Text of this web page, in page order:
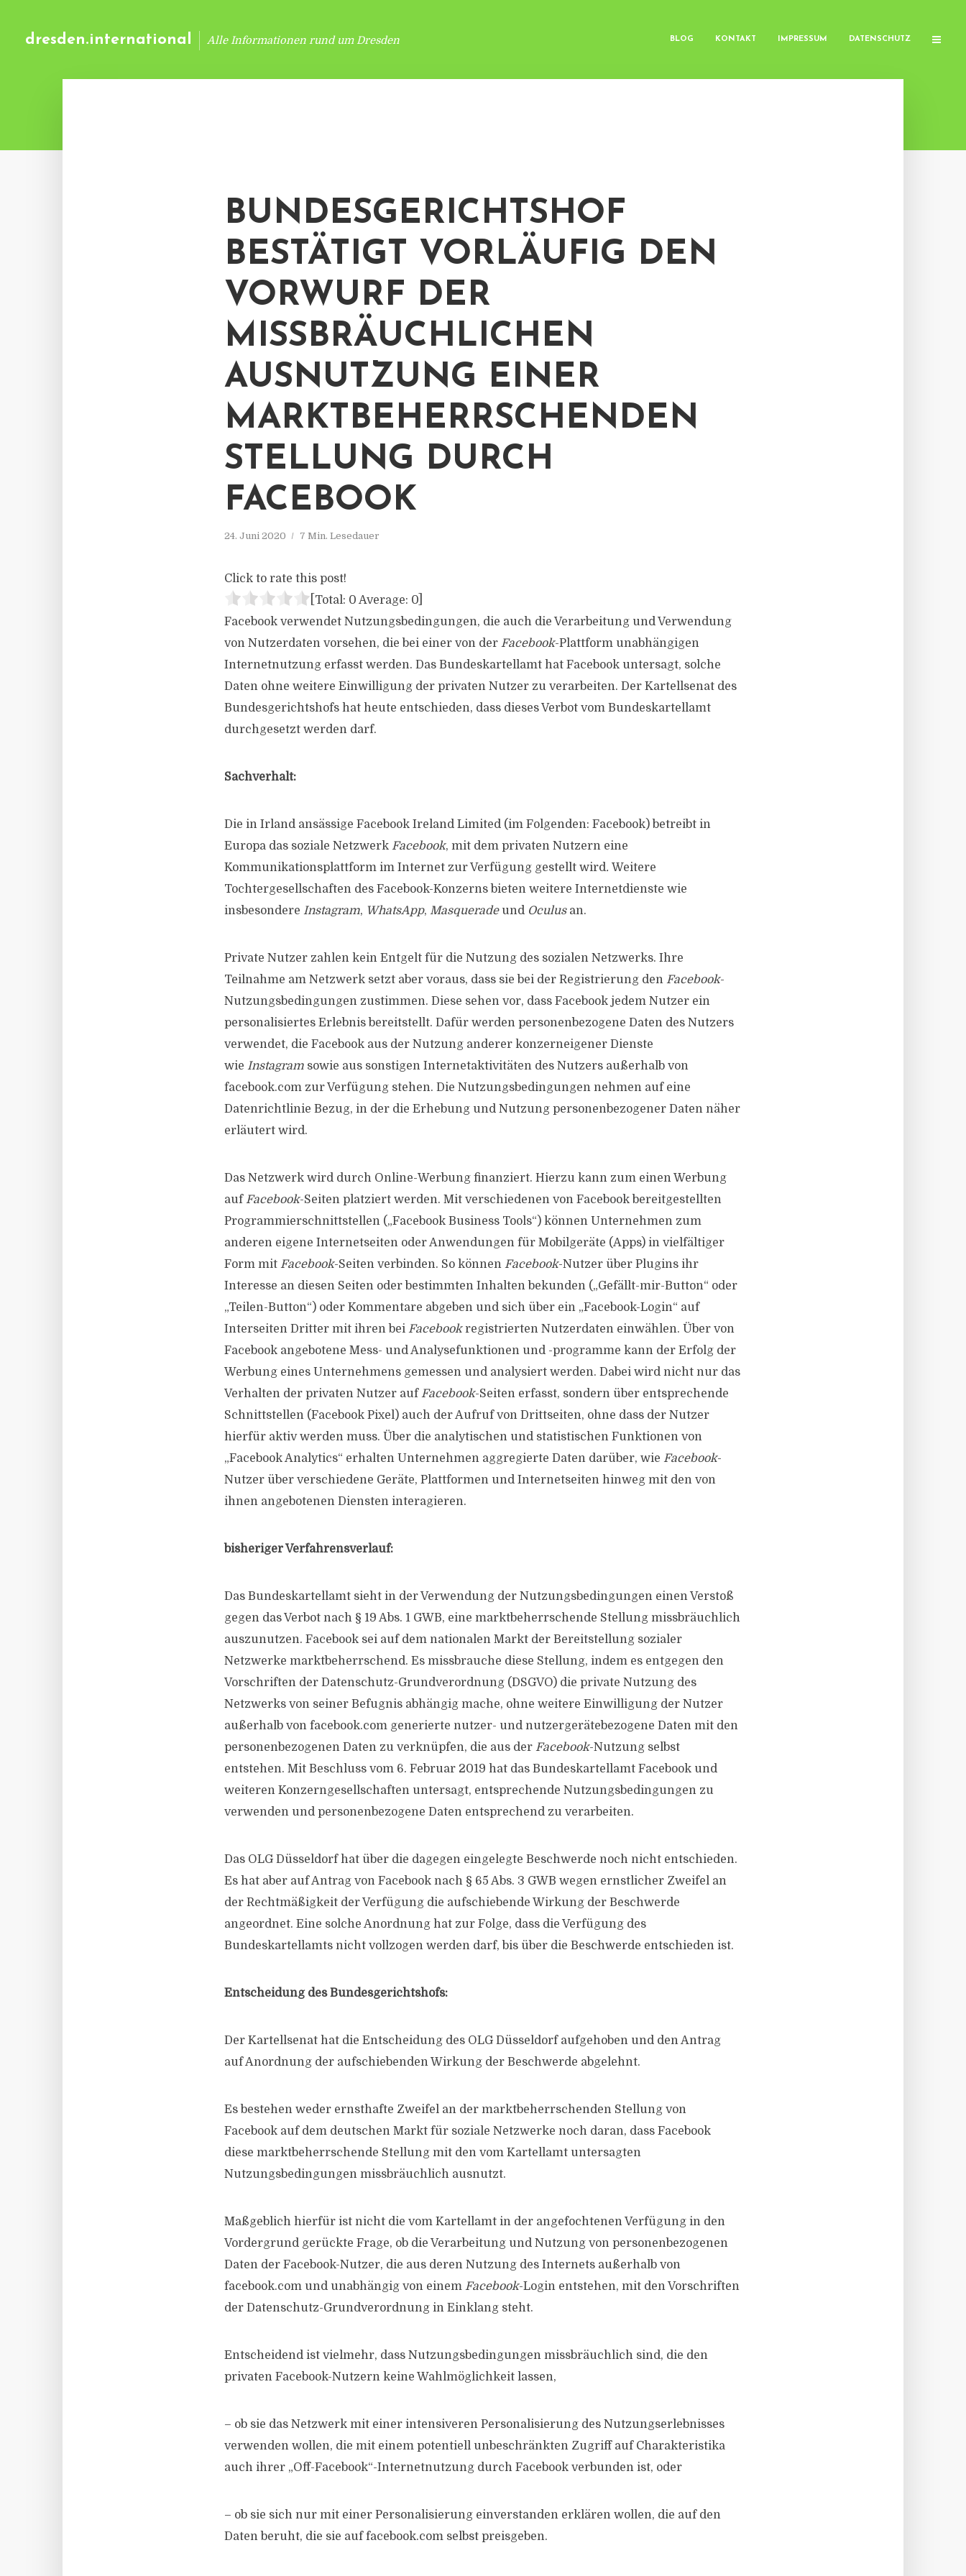
dresden.international Alle Informationen rund um Dresden BLOG KONTAKT IMPRESSUM DATENSCHUTZ
BUNDESGERICHTSHOF
BESTÄTIGT VORLÄUFIG DEN
VORWURF DER
MISSBRÄUCHLICHEN
AUSNUTZUNG EINER
MARKTBEHERRSCHENDEN
STELLUNG DURCH
FACEBOOK
24. Juni 2020 7 Min. Lesedauer
Click to rate this post!
[Total: 0 Average: 0
Facebook verwendet Nutzungsbedingungen, die auch die Verarbeitung und Verwendung
von Nutzerdaten vorsehen, die bei einer von der Facebook-Plattform unabhängigen
Internetnutzung erfasst werden. Das Bundeskartellamt hat Facebook untersagt, solche
Daten ohne weitere Einwilligung der privaten Nutzer zu verarbeiten. Der Kartellsenat des
Bundesgerichtshofs hat heute entschieden, dass dieses Verbot vom Bundeskartellamt
durchgesetzt werden darf.
Sachverhalt:
Die in Irland ansässige Facebook Ireland Limited (im Folgenden: Facebook) betreibt in
Europa das soziale Netzwerk Facebook, mit dem privaten Nutzern eine
Kommunikationsplattform im Internet zur Verfügung gestellt wird. Weitere
Tochtergesellschaften des Facebook-Konzerns bieten weitere Internetdienste wie
insbesondere Instagram, WhatsApp, Masquerade und Oculus an.
Private Nutzer zahlen kein Entgelt für die Nutzung des sozialen Netzwerks. Ihre
Teilnahme am Netzwerk setzt aber voraus, dass sie bei der Registrierung den Facebook-
Nutzungsbedingungen zustimmen. Diese sehen vor, dass Facebook jedem Nutzer ein
personalisiertes Erlebnis bereitstellt. Dafür werden personenbezogene Daten des Nutzers
verwendet, die Facebook aus der Nutzung anderer konzerneigener Dienste
wie Instagram sowie aus sonstigen Internetaktivitäten des Nutzers außerhalb von
facebook.com zur Verfügung stehen. Die Nutzungsbedingungen nehmen auf eine
Datenrichtlinie Bezug, in der die Erhebung und Nutzung personenbezogener Daten näher
erläutert wird.
Das Netzwerk wird durch Online-Werbung finanziert. Hierzu kann zum einen Werbung
aufFacebook-Seiten platziert werden. Mit verschiedenen von Facebook bereitgestellten
Programmierschnittstellen („Facebook Business Tools“) können Unternehmen zum
anderen eigene Internetseiten oder Anwendungen für Mobilgeräte (Apps) in vielfältiger
Form mit Facebook-Seiten verbinden. So können Facebook-Nutzer über Plugins ihr
Interesse an diesen Seiten oder bestimmten Inhalten bekunden („Gefällt-mir-Button“ oder
„Teilen-Button“) oder Kommentare abgeben und sich über ein „Facebook-Login“ auf
Interseiten Dritter mit ihren bei Facebookregistrierten Nutzerdaten einwählen. Über von
Facebook angebotene Mess- und Analysefunktionen und -programme kann der Erfolg der
Werbung eines Unternehmens gemessen und analysiert werden. Dabei wird nicht nur das
Verhalten der privaten Nutzer aufFacebook-Seiten erfasst, sondern über entsprechende
Schnittstellen (Facebook Pixel) auch der Aufruf von Drittseiten, ohne dass der Nutzer
hierfür aktiv werden muss. Über die analytischen und statistischen Funktionen von
„Facebook Analytics“ erhalten Unternehmen aggregierte Daten darüber, wie Facebook-
Nutzer über verschiedene Geräte, Plattformen und Internetseiten hinweg mit den von
ihnen angebotenen Diensten interagieren.
bisheriger Verfahrensverlauf:
Das Bundeskartellamt sieht in der Verwendung der Nutzungsbedingungen einen Verstoß
gegen das Verbot nach § 19 Abs. 1 GWB, eine marktbeherrschende Stellung missbräuchlich
auszunutzen. Facebook sei auf dem nationalen Markt der Bereitstellung sozialer
Netzwerke marktbeherrschend. Es missbrauche diese Stellung, indem es entgegen den
Vorschriften der Datenschutz-Grundverordnung (DSGVO) die private Nutzung des
Netzwerks von seiner Befugnis abhängig mache, ohne weitere Einwilligung der Nutzer
außerhalb von facebook.com generierte nutzer- und nutzergerätebezogene Daten mit den
personenbezogenen Daten zu verknüpfen, die aus der Facebook-Nutzung selbst
entstehen. Mit Beschluss vom 6. Februar 2019 hat das Bundeskartellamt Facebook und
weiteren Konzerngesellschaften untersagt, entsprechende Nutzungsbedingungen zu
verwenden und personenbezogene Daten entsprechend zu verarbeiten.
Das OLG Düsseldorf hat über die dagegen eingelegte Beschwerde noch nicht entschieden.
Es hat aber auf Antrag von Facebook nach § 65 Abs. 3 GWB wegen ernstlicher Zweifel an
der Rechtmäßigkeit der Verfügung die aufschiebende Wirkung der Beschwerde
angeordnet. Eine solche Anordnung hat zur Folge, dass die Verfügung des
Bundeskartellamts nicht vollzogen werden darf, bis über die Beschwerde entschieden ist.
Entscheidung des Bundesgerichtshofs:
Der Kartellsenat hat die Entscheidung des OLG Düsseldorf aufgehoben und den Antrag
auf Anordnung der aufschiebenden Wirkung der Beschwerde abgelehnt.
Es bestehen weder ernsthafte Zweifel an der marktbeherrschenden Stellung von
Facebook auf dem deutschen Markt für soziale Netzwerke noch daran, dass Facebook
diese marktbeherrschende Stellung mit den vom Kartellamt untersagten
Nutzungsbedingungen missbräuchlich ausnutzt.
Maßgeblich hierfür ist nicht die vom Kartellamt in der angefochtenen Verfügung in den
Vordergrund gerückte Frage, ob die Verarbeitung und Nutzung von personenbezogenen
Daten der Facebook-Nutzer, die aus deren Nutzung des Internets außerhalb von
facebook.com und unabhängig von einem Facebook-Login entstehen, mit den Vorschriften
der Datenschutz-Grundverordnung in Einklang steht.
Entscheidend ist vielmehr, dass Nutzungsbedingungen missbräuchlich sind, die den
privaten Facebook-Nutzern keine Wahlmöglichkeit lassen,
– ob sie das Netzwerk mit einer intensiveren Personalisierung des Nutzungserlebnisses
verwenden wollen, die mit einem potentiell unbeschränkten Zugriff auf Charakteristika
auch ihrer „Off-Facebook“-Internetnutzung durch Facebook verbunden ist, oder
– ob sie sich nur mit einer Personalisierung einverstanden erklären wollen, die auf den
Daten beruht, die sie auf facebook.com selbst preisgeben.